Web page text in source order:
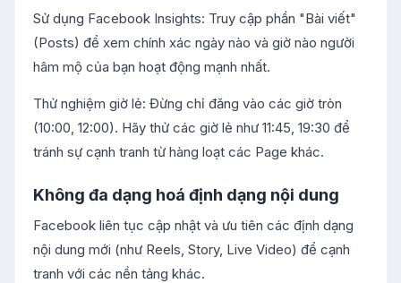
Sử dụng Facebook Insights: Truy cập phần "Bài viết"
(Posts) để xem chính xác ngày nào và giờ nào người
hâm mộ của bạn hoạt động mạnh nhất.
Thử nghiệm giờ lẻ: Đừng chỉ đăng vào các giờ tròn
(10:00, 12:00). Hãy thử các giờ lẻ như 11:45, 19:30 để
tránh sự cạnh tranh từ hàng loạt các Page khác.
Không đa dạng hoá định dạng nội dung
Facebook liên tục cập nhật và ưu tiên các định dạng
nội dung mới (như Reels, Story, Live Video) để cạnh
tranh với các nền tảng khác.